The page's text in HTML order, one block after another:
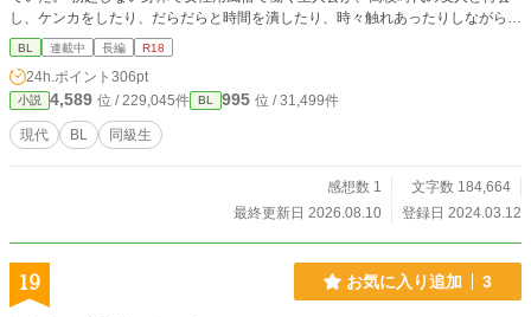
し、ケンカをしたり、だらだらと時間を潰したり、時々触れあったりしながら、
拗れていた関係を再構築していく話。 ※ムーンライトノベルズにも掲載してい
ます。
BL 連載中 長編 R18
24h.ポイント 306pt
小説 4,589 位 / 229,045件 BL 995 位 / 31,499件
現代 BL 同級生
感想数 1
文字数 184,664
最終更新日 2026.08.10
登録日 2024.03.12
19 お気に入り追加 3